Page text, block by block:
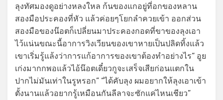
ลุงทัศมองดูอย่างหลงใหล ก้นของแกอยู่ที่อกของหลาน
สองมือประคองที่หัว แล้วค่อยๆโยกลำควยเข้า ออกส่วน
สองมือของน๊อตก็เปลี่ยนมาประคองกอดที่ขาของลุงเอา
ไว้แน่นขณะนี้อาการวิงเวียนของเขาหายเป็นปลิดทิ้งแล้ว
เขาเริ่มรู้แล้งว่าการแก้อาการของเขาต้องทำอย่างไร“ อูย
เก่งมากกพอแล้วไอ้น๊อตเดี๋ยวกูจะเสร็จเสียก่อนแตกใน
ปากไม่มันเท่าในรูหรอก” “ได้คับลุง ผมอยากให้ลุงเอาเข้า
ตั้งนานแล้วอยากรู้เหมือนกันลีลาจะซักแค่ไหนเชียว”